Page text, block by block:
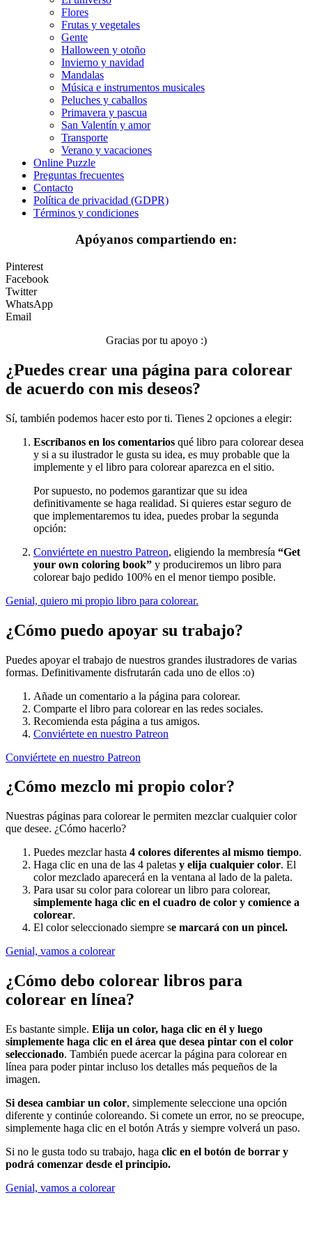
Frutas y vegetales
Halloween y otoño
Invierno y navidad
Mandalas
Música e instrumentos musicales
San Valentín y amor
Transporte
Verano y vacaciones
Libros para colorear para niños
Nezaradené
Sin categorizar
Flores
Frutas y vegetales
Gente
Halloween y otoño
Invierno y navidad
Mandalas
Música e instrumentos musicales
Peluches y caballos
Primavera y pascua
San Valentín y amor
Transporte
Verano y vacaciones
Online Puzzle
Preguntas frecuentes
Contacto
Política de privacidad (GDPR)
Términos y condiciones
Apóyanos compartiendo en:
Pinterest
Facebook
Twitter
WhatsApp
Email
Gracias por tu apoyo :)
¿Puedes crear una página para colorear
de acuerdo con mis deseos?
Sí, también podemos hacer esto por ti. Tienes 2 opciones a elegir:
Escríbanos en los comentarios qué libro para colorear desea
y si a su ilustrador le gusta su idea, es muy probable que la
implemente y el libro para colorear aparezca en el sitio.
Por supuesto, no podemos garantizar que su idea
definitivamente se haga realidad. Si quieres estar seguro de
que implementaremos tu idea, puedes probar la segunda
opción:
Conviértete en nuestro Patreon, eligiendo la membresía “Get
your own coloring book” y produciremos un libro para
colorear bajo pedido 100% en el menor tiempo posible.
Genial, quiero mi propio libro para colorear.
¿Cómo puedo apoyar su trabajo?
Puedes apoyar el trabajo de nuestros grandes ilustradores de varias
formas. Definitivamente disfrutarán cada uno de ellos :o)
Añade un comentario a la página para colorear.
Comparte el libro para colorear en las redes sociales.
Recomienda esta página a tus amigos.
Conviértete en nuestro Patreon
Conviértete en nuestro Patreon
¿Cómo mezclo mi propio color?
Nuestras páginas para colorear le permiten mezclar cualquier color
que desee. ¿Cómo hacerlo?
Puedes mezclar hasta 4 colores diferentes al mismo tiempo.
Haga clic en una de las 4 paletas y elija cualquier color. El
color mezclado aparecerá en la ventana al lado de la paleta.
Para usar su color para colorear un libro para colorear,
simplemente haga clic en el cuadro de color y comience a
colorear.
El color seleccionado siempre se marcará con un pincel.
Genial, vamos a colorear
¿Cómo debo colorear libros para
colorear en línea?
Es bastante simple. Elija un color, haga clic en él y luego
simplemente haga clic en el área que desea pintar con el color
seleccionado. También puede acercar la página para colorear en
línea para poder pintar incluso los detalles más pequeños de la
imagen.
Si desea cambiar un color, simplemente seleccione una opción
diferente y continúe coloreando. Si comete un error, no se preocupe,
simplemente haga clic en el botón Atrás y siempre volverá un paso.
Si no le gusta todo su trabajo, haga clic en el botón de borrar y
podrá comenzar desde el principio.
Genial, vamos a colorear